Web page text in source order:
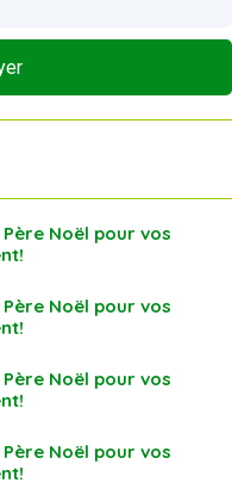
Noël pour vos
Noël pour vos
Noël pour vos
Noël pour vos